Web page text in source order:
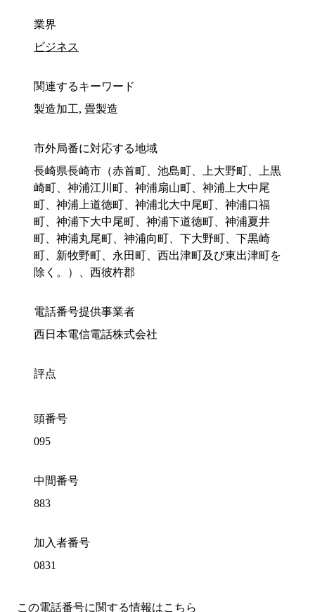
業界
ビジネス
関連するキーワード
製造加工, 畳製造
市外局番に対応する地域
長崎県長崎市（赤首町、池島町、上大野町、上黒
崎町、神浦江川町、神浦扇山町、神浦上大中尾
町、神浦上道徳町、神浦北大中尾町、神浦口福
町、神浦下大中尾町、神浦下道徳町、神浦夏井
町、神浦丸尾町、神浦向町、下大野町、下黒崎
町、新牧野町、永田町、西出津町及び東出津町を
除く。）、西彼杵郡
電話番号提供事業者
西日本電信電話株式会社
評点
頭番号
095
中間番号
883
加入者番号
0831
この電話番号に関する情報はこちら